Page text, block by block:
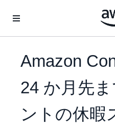
Amazon
24 か月先
ントの休暇